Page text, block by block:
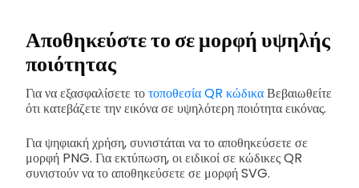
Αποθηκεύστε το σε μορφή υψηλής
ποιότητας
Για να εξασφαλίσετε τοτοποθεσία QR κώδικαΒεβαιωθείτε
ότι κατεβάζετε την εικόνα σε υψηλότερη ποιότητα εικόνας.
Για ψηφιακή χρήση, συνιστάται να το αποθηκεύσετε σε
μορφή PNG. Για εκτύπωση, οι ειδικοί σε κώδικες QR
συνιστούν να το αποθηκεύσετε σε μορφή SVG.